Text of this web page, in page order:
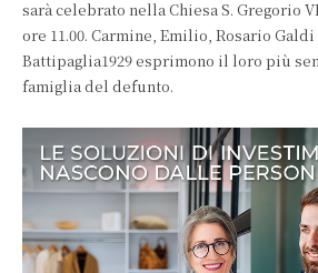
sarà celebrato nella Chiesa S. Gregorio
ore 11.00. Carmine, Emilio, Rosario
Battipaglia1929 esprimono il loro più
famiglia del defunto.